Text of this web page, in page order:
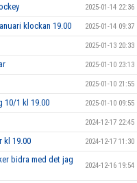
2025-01-14 22:36
klockan 19.00 2025-01-14 09:37
2025-01-13 20:33
2025-01-10 23:13
2025-01-10 21:55
10/1 kl 19.00 2025-01-10 09:55
2024-12-17 22:45
kl 19.00 2024-12-17 11:30
bidra med det jag
2024-12-16 19:54